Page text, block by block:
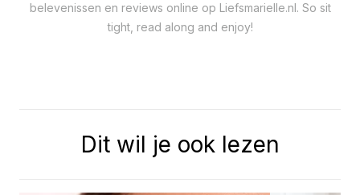
belevenissen en reviews online op Liefsmarielle.nl. So sit
tight, read along and enjoy!
Dit wil je ook lezen